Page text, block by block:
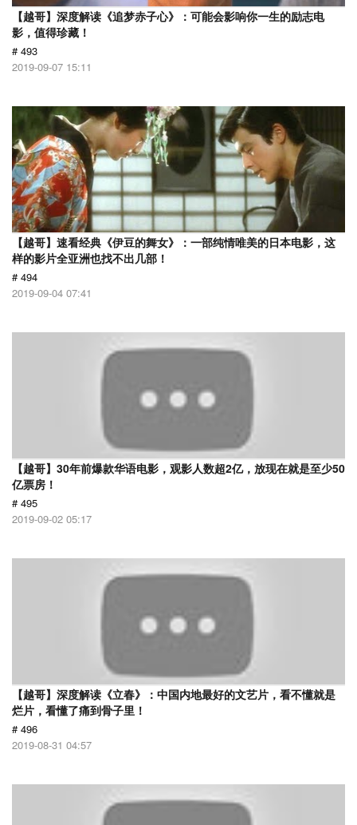
【越哥】深度解读《追梦赤子心》：可能会影响你一生的励志电
影，值得珍藏！
# 493
2019-09-07 15:11
【越哥】速看经典《伊豆的舞女》：一部纯情唯美的日本电影，这
样的影片全亚洲也找不出几部！
# 494
2019-09-04 07:41
【越哥】30年前爆款华语电影，观影人数超2亿，放现在就是至少50
亿票房！
# 495
2019-09-02 05:17
【越哥】深度解读《立春》：中国内地最好的文艺片，看不懂就是
烂片，看懂了痛到骨子里！
# 496
2019-08-31 04:57